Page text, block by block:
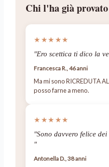
Chi l'ha già provato
★★★★★
"Ero scettica ti dico la
Francesca R., 46 anni
Ma mi sono RICREDUTA
posso farne a meno.
★★★★★
"Sono davvero felice
"
Antonella D., 38 anni